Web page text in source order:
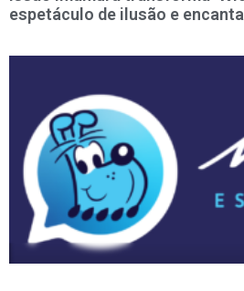
espetáculo de ilusão e